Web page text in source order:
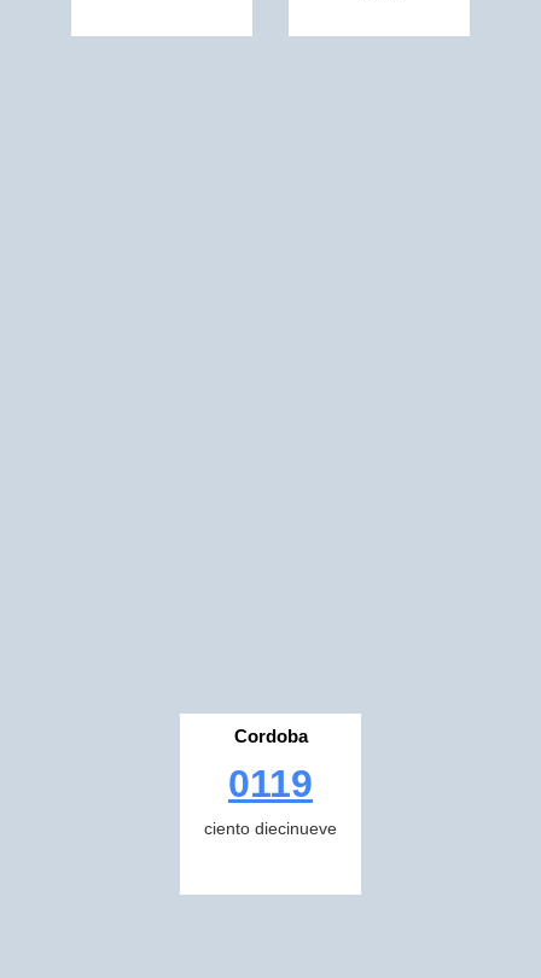
Cordoba
0119
ciento diecinueve